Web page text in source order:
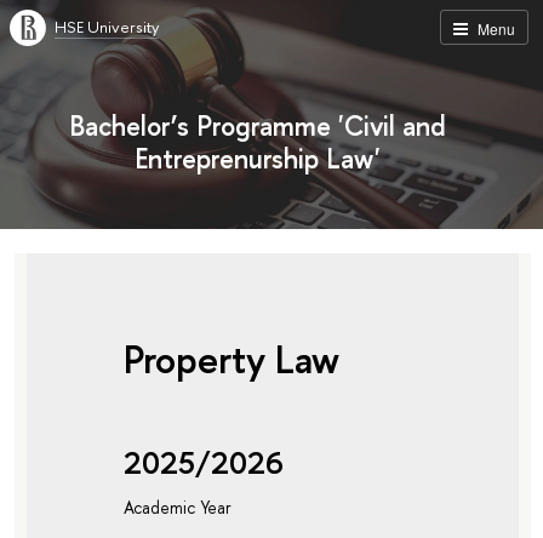
Menu
HSE University
Bachelor’s Programme 'Civil and
Entreprenurship Law'
Property Law
2025/2026
Academic Year